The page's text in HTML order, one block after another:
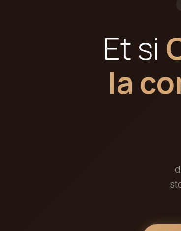
Et si
la